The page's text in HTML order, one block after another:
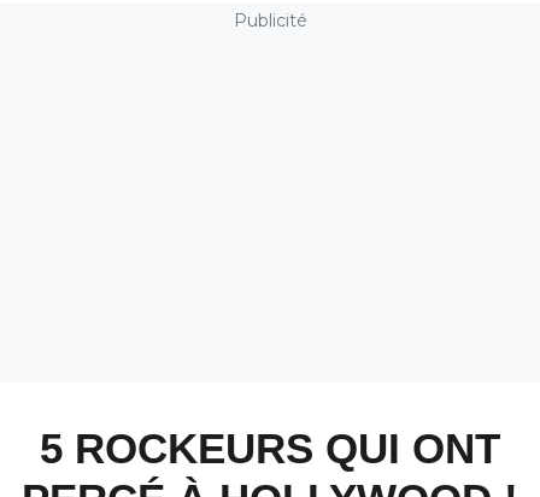
Publicité
5 ROCKEURS QUI ONT